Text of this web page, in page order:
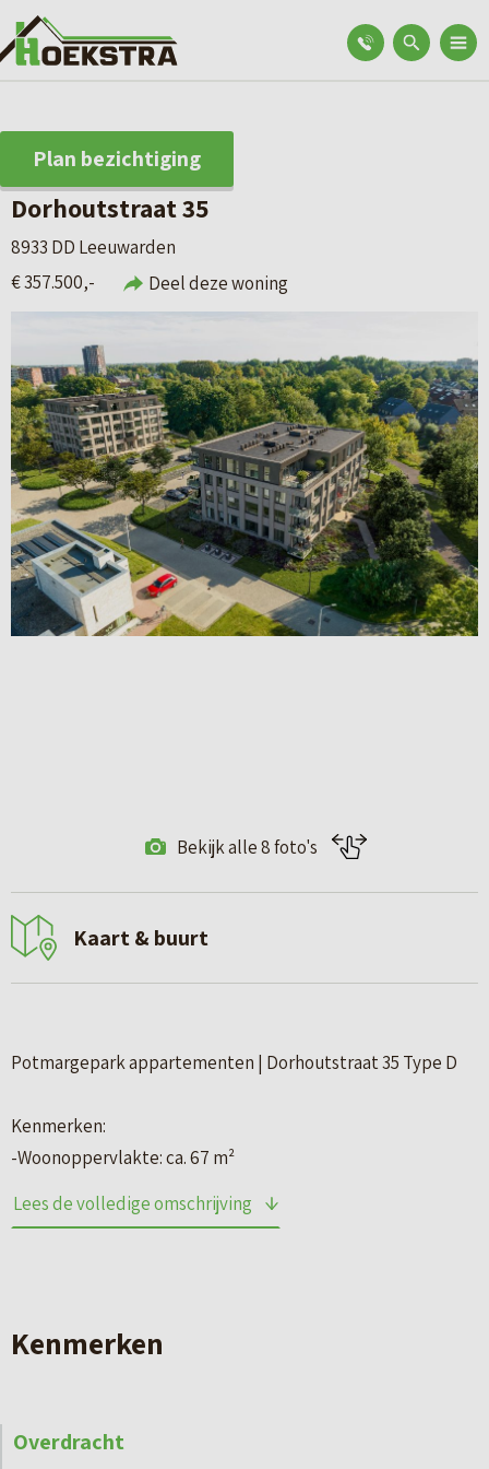
Plan bezichtiging
Dorhoutstraat 35
8933 DD Leeuwarden
€ 357.500,-
Deel deze woning
Bekijk alle 8 foto's
Kaart & buurt
Potmargepark appartementen | Dorhoutstraat 35 Type D
Kenmerken:
-Woonoppervlakte: ca. 67 m²
– 2 slaapkamers
– Lift aanwezig
mogelijkheid tot koelen
Lees de volledige omschrijving
Kenmerken
Overdracht